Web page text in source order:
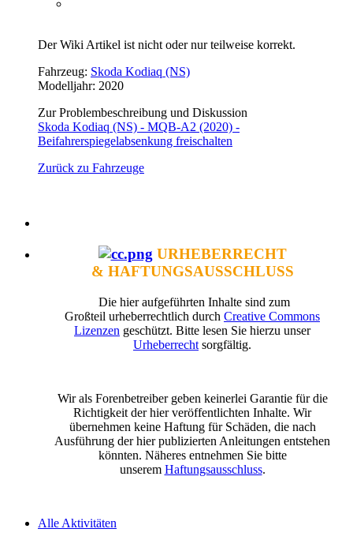
Der Wiki Artikel ist nicht oder nur teilweise korrekt.
Fahrzeug: Skoda Kodiaq (NS)
Modelljahr: 2020
Zur Problembeschreibung und Diskussion
Skoda Kodiaq (NS) - MQB-A2 (2020) -
Beifahrerspiegelabsenkung freischalten
Zurück zu Fahrzeuge
URHEBERRECHT
& HAFTUNGSAUSSCHLUSS
Die hier aufgeführten Inhalte sind zum
Großteil urheberrechtlich durch Creative Commons
Lizenzen geschützt. Bitte lesen Sie hierzu unser
Urheberrecht sorgfältig.
Wir als Forenbetreiber geben keinerlei Garantie für die
Richtigkeit der hier veröffentlichten Inhalte. Wir
übernehmen keine Haftung für Schäden, die nach
Ausführung der hier publizierten Anleitungen entstehen
könnten. Näheres entnehmen Sie bitte
unserem Haftungsausschluss.
Alle Aktivitäten